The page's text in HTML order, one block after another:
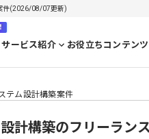
件(2026/08/07更新)
サービス紹介 お役立ちコンテンツ
テム設計構築案件
計構築のフリーラン